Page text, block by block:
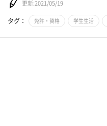
更新:2021/05/19
タグ： 免許・資格 学生生活